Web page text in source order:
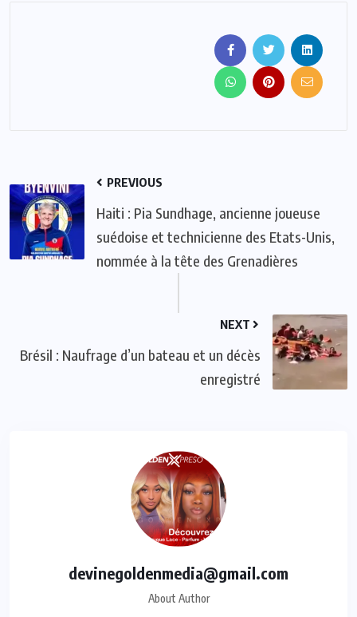
PREVIOUS
Haiti : Pia Sundhage, ancienne joueuse
suédoise et technicienne des Etats-Unis,
nommée à la tête des Grenadières
NEXT
Brésil : Naufrage d’un bateau et un décès
enregistré
devinegoldenmedia@gmail.com
About Author